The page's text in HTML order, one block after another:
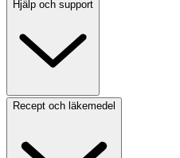
Hjälp och support
Recept och läkemedel